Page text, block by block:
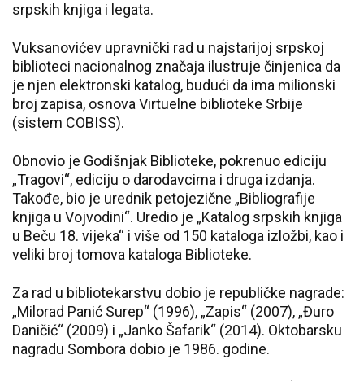
srpskih knjiga i legata.
Vuksanovićev upravnički rad u najstarijoj srpskoj
biblioteci nacionalnog značaja ilustruje činjenica da
je njen elektronski katalog, budući da ima milionski
broj zapisa, osnova Virtuelne biblioteke Srbije
(sistem COBISS).
Obnovio je Godišnjak Biblioteke, pokrenuo ediciju
„Tragovi“, ediciju o darodavcima i druga izdanja.
Takođe, bio je urednik petojezične „Bibliografije
knjiga u Vojvodini“. Uredio je „Katalog srpskih knjiga
u Beču 18. vijeka“ i više od 150 kataloga izložbi, kao i
veliki broj tomova kataloga Biblioteke.
Za rad u bibliotekarstvu dobio je republičke nagrade:
„Milorad Panić Surep“ (1996), „Zapis“ (2007), „Đuro
Daničić“ (2009) i „Janko Šafarik“ (2014). Oktobarsku
nagradu Sombora dobio je 1986. godine.